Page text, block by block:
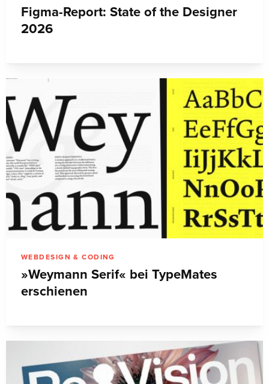
Figma-Report: State of the Designer
2026
WEBDESIGN & CODING
»Weymann Serif« bei TypeMates
erschienen